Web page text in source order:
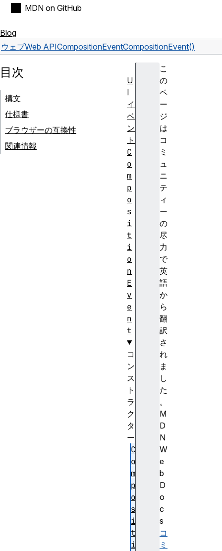
MDN on GitHub
Blog
ウェブWeb APICompositionEventCompositionEvent()
こ
の
ペ
ー
ジ
は
コ
ミ
ュ
ニ
テ
ィ
ー
の
尽
力
で
英
語
か
ら
翻
訳
さ
れ
ま
し
た
。
M
D
N
W
e
b
D
o
c
s
コ
ミ
目次
構文
仕様書
ブラウザーの互換性
関連情報
U
I
イ
ベ
ン
ト
C
o
m
p
o
s
i
t
i
o
n
E
v
e
n
t
コ
ン
ス
ト
ラ
ク
タ
ー
C
o
m
p
o
s
i
t
i